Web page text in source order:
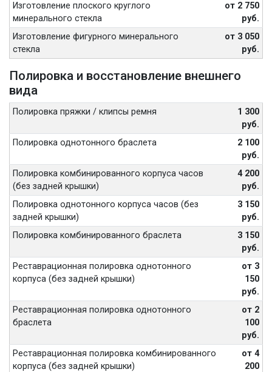
Изготовление плоского круглого
минерального стекла
от 2 750
руб.
Изготовление фигурного минерального
стекла
от 3 050
руб.
Полировка и восстановление внешнего
вида
Полировка пряжки / клипсы ремня
1 300
руб.
Полировка однотонного браслета
2 100
руб.
Полировка комбинированного корпуса часов
(без задней крышки)
4 200
руб.
Полировка однотонного корпуса часов (без
задней крышки)
3 150
руб.
Полировка комбинированного браслета
3 150
руб.
Реставрационная полировка однотонного
корпуса (без задней крышки)
от 3
150
руб.
Реставрационная полировка однотонного
браслета
от 2
100
руб.
Реставрационная полировка комбинированного
корпуса (без задней крышки)
от 4
200